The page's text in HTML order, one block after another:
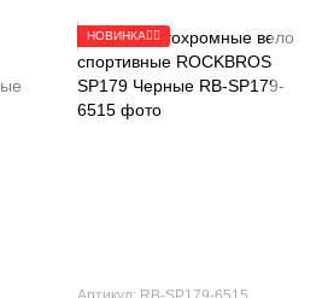
НОВИНКА🚴‍♂️